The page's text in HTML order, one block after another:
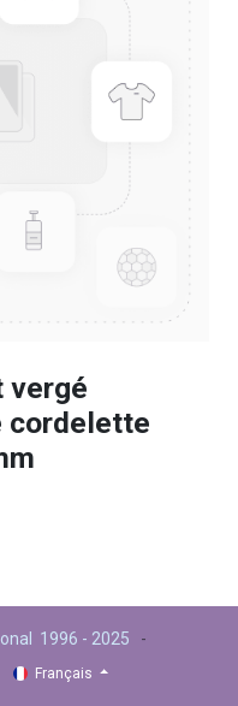
vergé
cordelette
1996 - 2025 -
Français